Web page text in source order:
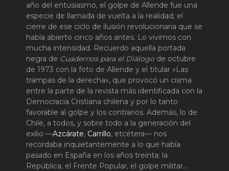
año del entusiasmo, el golpe de Allende fue una
especie de llamada de vuelta a la realidad; el
cierre de ese ciclo de ilusión revolucionaria que se
había abierto cinco años antes. Lo vivimos con
mucha intensidad. Recuerdo aquella portada
negra de Cuadernos para el Diálogo de octubre
de 1973 con la foto de Allende y el titular «Las
trampas de la derecha», que provocó un cisma
entre la parte de la revista más identificada con la
Democracia Cristiana chilena y por lo tanto
favorable al golpe y los contrarios. Además, lo de
Chile, a todos, y sobre todo a la generación del
exilio —Azcárate, Carrillo, etcétera— nos
recordaba inquietantemente a lo que había
pasado en España en los años treinta: la
República, el Frente Popular, el golpe militar…